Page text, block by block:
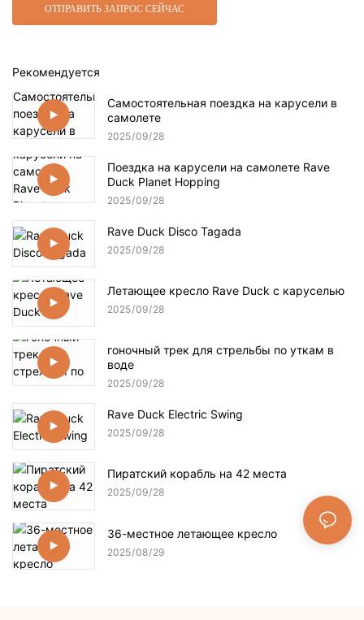
ОТПРАВИТЬ ЗАПРОС СЕЙЧАС
Рекомендуется
Самостоятельная поездка на карусели в
самолете
2025 09 28
Поездка на карусели на самолете Rave
Duck Planet Hopping
2025 09 28
Rave Duck Disco Tagada
2025 09 28
Летающее кресло Rave Duck с каруселью
2025 09 28
гоночный трек для стрельбы по уткам в
воде
2025 09 28
Rave Duck Electric Swing
2025 09 28
Пиратский корабль на 42 места
2025 09 28
36-местное летающее кресло
2025 08 29